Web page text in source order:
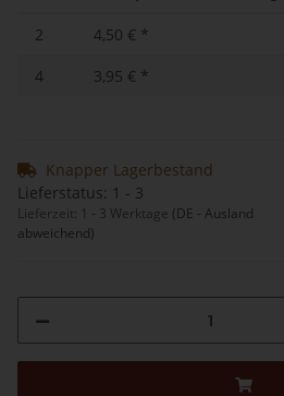
2 4,50 € *
4
3,95 € *
Knapper Lagerbestand
Lieferstatus: 1 - 3
Lieferzeit: 1 - 3 Werktage (DE - Ausland
abweichend)